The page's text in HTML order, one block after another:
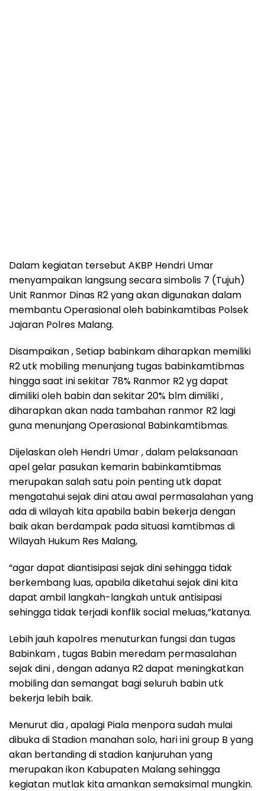
Dalam kegiatan tersebut AKBP Hendri Umar
menyampaikan langsung secara simbolis 7 (Tujuh)
Unit Ranmor Dinas R2 yang akan digunakan dalam
membantu Operasional oleh babinkamtibas Polsek
Jajaran Polres Malang.
Disampaikan , Setiap babinkam diharapkan memiliki
R2 utk mobiling menunjang tugas babinkamtibmas
hingga saat ini sekitar 78% Ranmor R2 yg dapat
dimiliki oleh babin dan sekitar 20% blm dimiliki ,
diharapkan akan nada tambahan ranmor R2 lagi
guna menunjang Operasional Babinkamtibmas.
Dijelaskan oleh Hendri Umar , dalam pelaksanaan
apel gelar pasukan kemarin babinkamtibmas
merupakan salah satu poin penting utk dapat
mengatahui sejak dini atau awal permasalahan yang
ada di wilayah kita apabila babin bekerja dengan
baik akan berdampak pada situasi kamtibmas di
Wilayah Hukum Res Malang,
“agar dapat diantisipasi sejak dini sehingga tidak
berkembang luas, apabila diketahui sejak dini kita
dapat ambil langkah-langkah untuk antisipasi
sehingga tidak terjadi konflik social meluas,”katanya.
Lebih jauh kapolres menuturkan fungsi dan tugas
Babinkam , tugas Babin meredam permasalahan
sejak dini , dengan adanya R2 dapat meningkatkan
mobiling dan semangat bagi seluruh babin utk
bekerja lebih baik.
Menurut dia , apalagi Piala menpora sudah mulai
dibuka di Stadion manahan solo, hari ini group B yang
akan bertanding di stadion kanjuruhan yang
merupakan ikon Kabupaten Malang sehingga
kegiatan mutlak kita amankan semaksimal mungkin.